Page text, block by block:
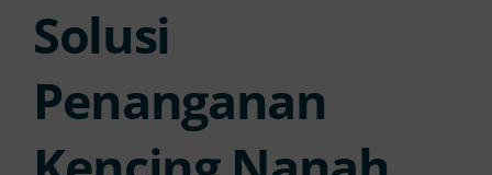
Solusi
Penanganan